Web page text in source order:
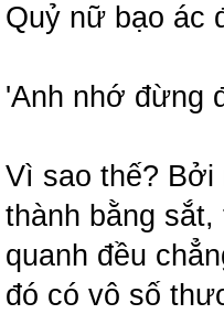
Quỷ nữ bạo ác
'Anh nhớ đừng
Vì sao thế? Bởi
thành bằng
quanh đều
đó có vô số